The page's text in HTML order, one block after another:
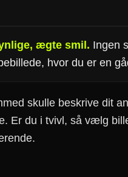
ægte smil. Ingen
hvor du er en
skulle beskrive dit
Er du i tvivl, så vælg